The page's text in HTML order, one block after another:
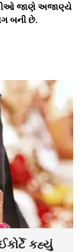
જાણે અજાણ્યે
બની છે.
કહ્યું